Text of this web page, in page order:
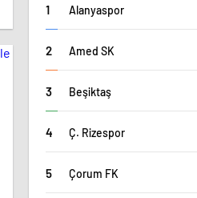
Alanyaspor
Amed SK
Beşiktaş
Ç. Rizespor
Çorum FK